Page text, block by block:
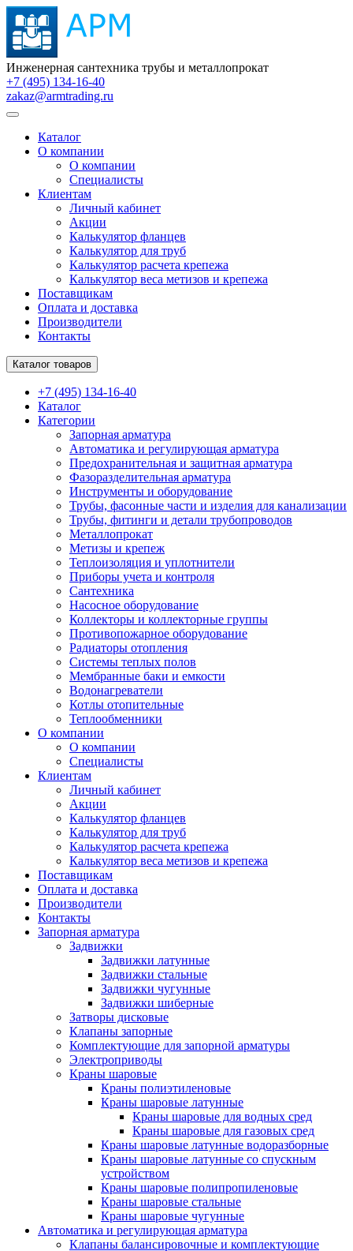
Инженерная сантехника трубы и металлопрокат
+7 (495) 134-16-40
zakaz@armtrading.ru
Каталог
О компании
О компании
Специалисты
Клиентам
Личный кабинет
Акции
Калькулятор фланцев
Калькулятор для труб
Калькулятор расчета крепежа
Калькулятор веса метизов и крепежа
Поставщикам
Оплата и доставка
Производители
Контакты
Каталог товаров
+7 (495) 134-16-40
Каталог
Категории
Запорная арматура
Автоматика и регулирующая арматура
Предохранительная и защитная арматура
Фазоразделительная арматура
Инструменты и оборудование
Трубы, фасонные части и изделия для канализации
Трубы, фитинги и детали трубопроводов
Металлопрокат
Метизы и крепеж
Теплоизоляция и уплотнители
Приборы учета и контроля
Сантехника
Насосное оборудование
Коллекторы и коллекторные группы
Противопожарное оборудование
Радиаторы отопления
Системы теплых полов
Мембранные баки и емкости
Водонагреватели
Котлы отопительные
Теплообменники
О компании
О компании
Специалисты
Клиентам
Личный кабинет
Акции
Калькулятор фланцев
Калькулятор для труб
Калькулятор расчета крепежа
Калькулятор веса метизов и крепежа
Поставщикам
Оплата и доставка
Производители
Контакты
Запорная арматура
Задвижки
Задвижки латунные
Задвижки стальные
Задвижки чугунные
Задвижки шиберные
Затворы дисковые
Клапаны запорные
Комплектующие для запорной арматуры
Электроприводы
Краны шаровые
Краны полиэтиленовые
Краны шаровые латунные
Краны шаровые для водных сред
Краны шаровые для газовых сред
Краны шаровые латунные водоразборные
Краны шаровые латунные со спускным
устройством
Краны шаровые полипропиленовые
Краны шаровые стальные
Краны шаровые чугунные
Автоматика и регулирующая арматура
Клапаны балансировочные и комплектующие